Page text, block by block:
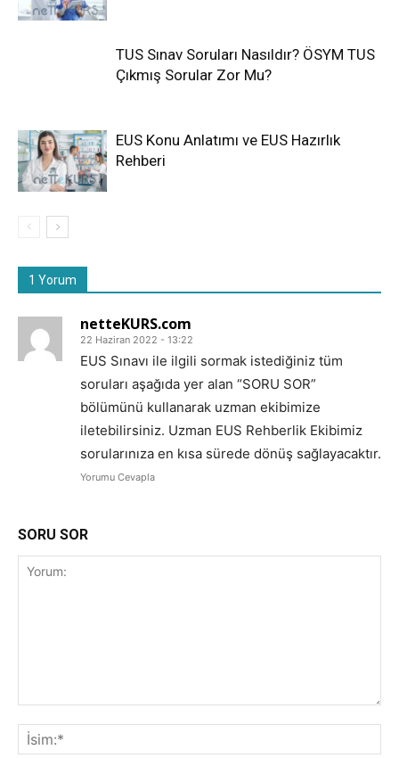
TUS Sınav Soruları Nasıldır? ÖSYM TUS
Çıkmış Sorular Zor Mu?
EUS Konu Anlatımı ve EUS Hazırlık
Rehberi
1 Yorum
netteKURS.com
22 Haziran 2022 - 13:22
EUS Sınavı ile ilgili sormak istediğiniz tüm
soruları aşağıda yer alan “SORU SOR”
bölümünü kullanarak uzman ekibimize
iletebilirsiniz. Uzman EUS Rehberlik Ekibimiz
sorularınıza en kısa sürede dönüş sağlayacaktır.
Yorumu Cevapla
SORU SOR